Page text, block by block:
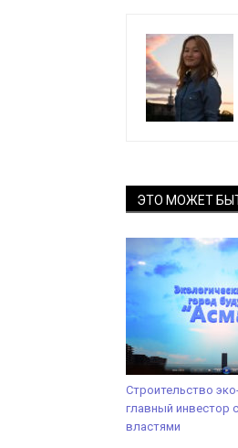
ЭТО МОЖЕТ
Строительство
главный инвестор
властями